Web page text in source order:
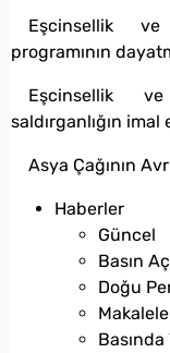
Eşcinsellik ve
programının
Eşcinsellik
saldırganlığın
Asya Çağının
Haberler
Güncel
Basın
Doğu